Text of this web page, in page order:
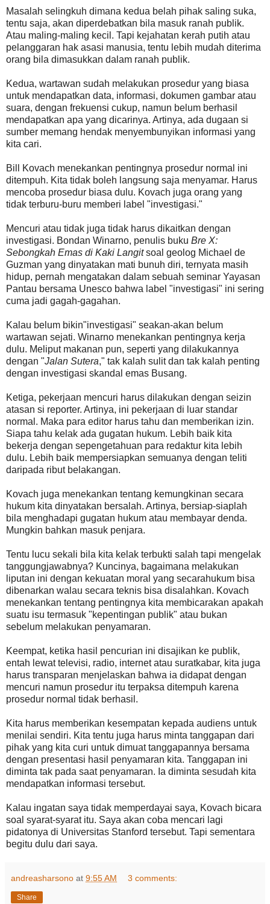
Masalah selingkuh dimana kedua belah pihak saling suka,
tentu saja, akan diperdebatkan bila masuk ranah publik.
Atau maling-maling kecil. Tapi kejahatan kerah putih atau
pelanggaran hak asasi manusia, tentu lebih mudah diterima
orang bila dimasukkan dalam ranah publik.
Kedua, wartawan sudah melakukan prosedur yang biasa
untuk mendapatkan data, informasi, dokumen gambar atau
suara, dengan frekuensi cukup, namun belum berhasil
mendapatkan apa yang dicarinya. Artinya, ada dugaan si
sumber memang hendak menyembunyikan informasi yang
kita cari.
Bill Kovach menekankan pentingnya prosedur normal ini
ditempuh. Kita tidak boleh langsung saja menyamar. Harus
mencoba prosedur biasa dulu. Kovach juga orang yang
tidak terburu-buru memberi label "investigasi."
Mencuri atau tidak juga tidak harus dikaitkan dengan
investigasi. Bondan Winarno, penulis buku Bre X:
Sebongkah Emas di Kaki Langitsoal geolog Michael de
Guzman yang dinyatakan mati bunuh diri, ternyata masih
hidup, pernah mengatakan dalam sebuah seminar Yayasan
Pantau bersama Unesco bahwa label "investigasi" ini sering
cuma jadi gagah-gagahan.
Kalau belum bikin"investigasi" seakan-akan belum
wartawan sejati. Winarno menekankan pentingnya kerja
dulu. Meliput makanan pun, seperti yang dilakukannya
dengan "Jalan Sutera," tak kalah sulit dan tak kalah penting
dengan investigasi skandal emas Busang.
Ketiga, pekerjaan mencuri harus dilakukan dengan seizin
atasan si reporter. Artinya, ini pekerjaan di luar standar
normal. Maka para editor harus tahu dan memberikan izin.
Siapa tahu kelak ada gugatan hukum. Lebih baik kita
bekerja dengan sepengetahuan para redaktur kita lebih
dulu. Lebih baik mempersiapkan semuanya dengan teliti
daripada ribut belakangan.
Kovach juga menekankan tentang kemungkinan secara
hukum kita dinyatakan bersalah. Artinya, bersiap-siaplah
bila menghadapi gugatan hukum atau membayar denda.
Mungkin bahkan masuk penjara.
Tentu lucu sekali bila kita kelak terbukti salah tapi mengelak
tanggungjawabnya? Kuncinya, bagaimana melakukan
liputan ini dengan kekuatan moral yang secarahukum bisa
dibenarkan walau secara teknis bisa disalahkan. Kovach
menekankan tentang pentingnya kita membicarakan apakah
suatu isu termasuk "kepentingan publik" atau bukan
sebelum melakukan penyamaran.
Keempat, ketika hasil pencurian ini disajikan ke publik,
entah lewat televisi, radio, internet atau suratkabar, kita juga
harus transparan menjelaskan bahwa ia didapat dengan
mencuri namun prosedur itu terpaksa ditempuh karena
prosedur normal tidak berhasil.
Kita harus memberikan kesempatan kepada audiens untuk
menilai sendiri. Kita tentu juga harus minta tanggapan dari
pihak yang kita curi untuk dimuat tanggapannya bersama
dengan presentasi hasil penyamaran kita. Tanggapan ini
diminta tak pada saat penyamaran. Ia diminta sesudah kita
mendapatkan informasi tersebut.
Kalau ingatan saya tidak memperdayai saya, Kovach bicara
soal syarat-syarat itu. Saya akan coba mencari lagi
pidatonya di Universitas Stanford tersebut. Tapi sementara
begitu dulu dari saya.
andreasharsono at 9:55 AM 3 comments:
Share